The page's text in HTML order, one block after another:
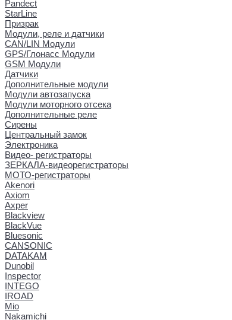
Pandect
StarLine
Призрак
Модули, реле и датчики
CAN/LIN Модули
GPS/Глонасс Модули
GSM Модули
Датчики
Дополнительные модули
Модули автозапуска
Модули моторного отсека
Дополнительные реле
Сирены
Центральный замок
Электроника
Видео- регистраторы
ЗЕРКАЛА-видеорегистраторы
МОТО-регистраторы
Akenori
Axiom
Axper
Blackview
BlackVue
Bluesonic
CANSONIC
DATAKAM
Dunobil
Inspector
INTEGO
IROAD
Mio
Nakamichi